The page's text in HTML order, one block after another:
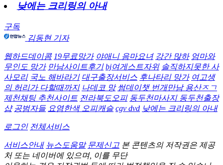
낮에는 크리링의 아내
구독
김동현 기자
웹하드데이콤 19무료망가 야애니 음마요녀 강간 많하 엄마와
무인도 망가 만남사이트후기 bj여게스트자위 솔직하지못한 사
사모리 국노 해바라기 대구출장서비스 후나타리 망가 여고생
의 허리가 다할때까지 나데코 망 썸데이챗 번개만남 용산ㅈㄱ
제천채팅 추천사이트 전라북도오피 동두천마사지 동두천출장
샵 공범자들 요염한색 오피캐슬 cgv dvd 낮에는 크리링의 아내
로그인 전체서비스
서비스안내 뉴스도움말 문제신고 본 콘텐츠의 저작권은 제공
처 또는 네이버에 있으며, 이를 무단